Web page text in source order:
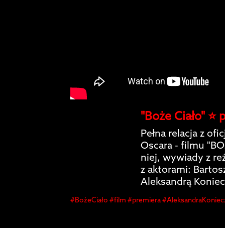
"Boże Ciało"
Pełna relacja z
Oscara - filmu
niej, wywiady z
z aktorami:
Aleksandrą
#BożeCiało #film #premiera